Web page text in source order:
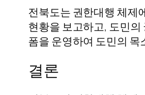
전북도는 권한대행 체제
현황을 보고하고, 도민의
폼을 운영하여 도민의
결론